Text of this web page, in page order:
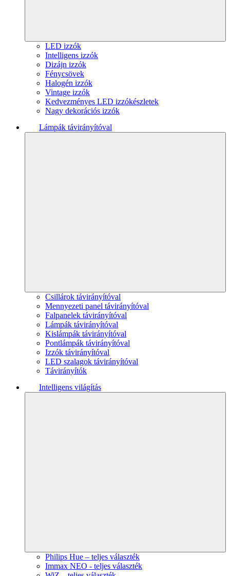
LED izzók
Intelligens izzók
Dizájn izzók
Fénycsövek
Halogén izzók
Vintage izzók
Kedvezményes LED izzókészletek
Nagy dekorációs izzók
Lámpák távirányítóval
Csillárok távirányítóval
Mennyezeti panel távirányítóval
Falpanelek távirányítóval
Lámpák távirányítóval
Kislámpák távirányítóval
Pontlámpák távirányítóval
Izzók távirányítóval
LED szalagok távirányítóval
Távirányítók
Intelligens világítás
Philips Hue – teljes választék
Immax NEO - teljes választék